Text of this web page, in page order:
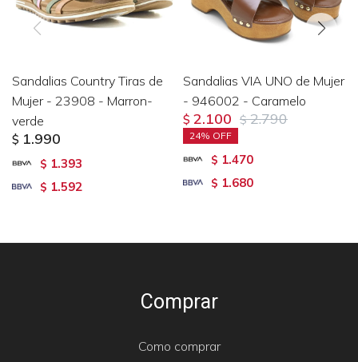
Sandalias Country Tiras de
Mujer - 23908 - Marron-
verde
$ 1.990
$ 1.393
$ 1.592
Sandalias VIA UNO de Mujer
- 946002 - Caramelo
$ 2.100 $ 2.790
24
$ 1.470
$ 1.680
Comprar
Como comprar